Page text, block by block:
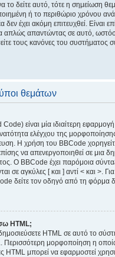
το δείτε αυτό, τότε η σημείωση
ή το περιθώριο χρόνου
έχει ακόμη επιτευχθεί. Είναι
απλώς απαντώντας σε αυτό,
τους κανόνες του συστήματος
θεμάτων
είναι μία ιδιαίτερη
ελέγχου της
Η χρήση του BBCode
να απενεργοποιηθεί σε μια
Ο BBCode έχει παρόμοια
σε αγκύλες [ και ] αντί < και >.
δείτε τον οδηγό από τη φόρμα
HTML;
HTML σε αυτό το
Περισσότερη μορφοποίηση η
HTML μπορεί να εφαρμοστεί